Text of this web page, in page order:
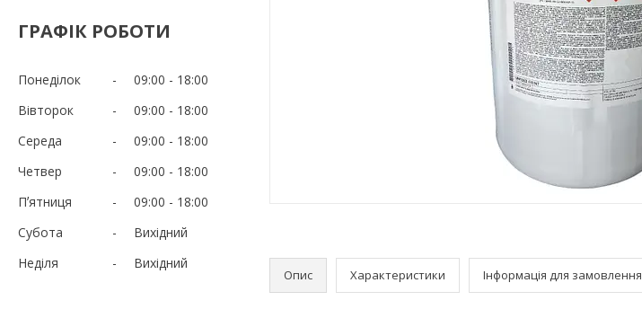
ГРАФІК РОБОТИ
Понеділок 09:00
18:00
Вівторок
09:00
18:00
Середа
09:00
18:00
Четвер
09:00
18:00
Пʼятниця
09:00
18:00
Субота
Вихідний
Неділя
Вихідний
Опис Характеристики Інформація для замовлення